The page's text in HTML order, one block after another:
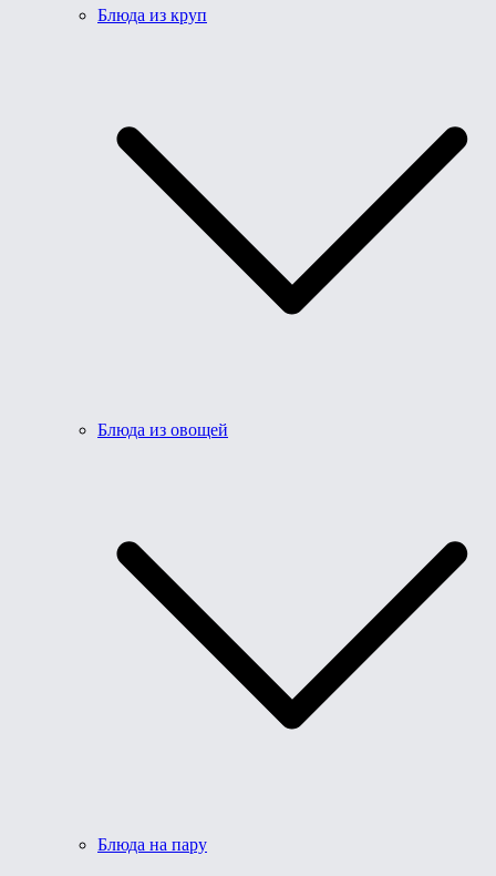
Блюда из круп
Блюда из овощей
Блюда на пару